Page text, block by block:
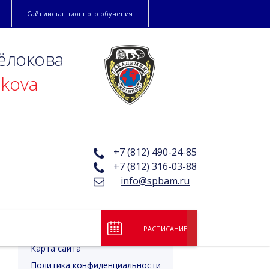
Сайт дистанционного обучения
+7 (812) 490-24-85
+7 (812) 316-03-88
info@spbam.ru
РАСПИСАНИЕ
Лицензия и аккредитация
Карта сайта
Политика конфиденциальности